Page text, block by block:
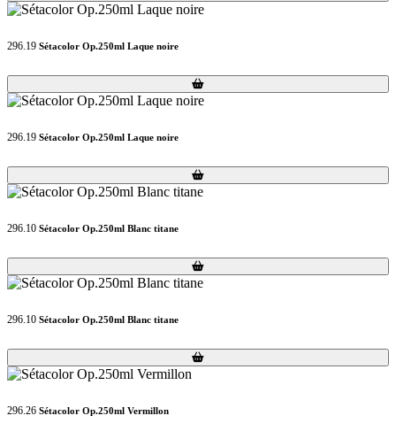
296.19 Sétacolor Op.250ml Laque noire
Loading...
Loading...
296.19 Sétacolor Op.250ml Laque noire
Loading...
Loading...
296.10 Sétacolor Op.250ml Blanc titane
Loading...
Loading...
296.10 Sétacolor Op.250ml Blanc titane
Loading...
Loading...
296.26 Sétacolor Op.250ml Vermillon